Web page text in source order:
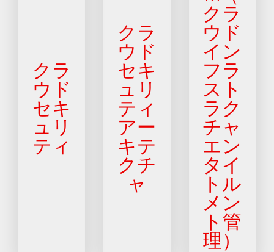
クラ
ウド
セキ
ュリ
ティ
クラ
ウド
セキ
ュリ
ティ
アー
キテ
クチ
ャ
クラ
ウド
イン
フラ
スト
ラク
チャ
エン
タイ
トル
メン
ト管
理）